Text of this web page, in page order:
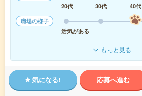
20代
30代 40代
職場の様子
活気がある
もっと見る
気になる! 応募へ進む